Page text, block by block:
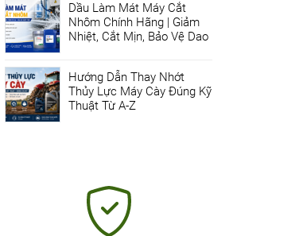
Dầu Làm Mát Máy Cắt
Nhôm Chính Hãng | Giảm
Nhiệt, Cắt Mịn, Bảo Vệ Dao
Hướng Dẫn Thay Nhớt
Thủy Lực Máy Cày Đúng Kỹ
Thuật Từ A-Z